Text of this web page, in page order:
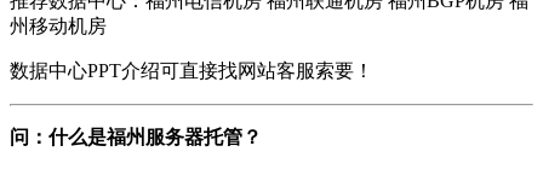
州移动机房
数据中心PPT介绍可直接找网站客服索要！
问：什么是福州服务器托管？